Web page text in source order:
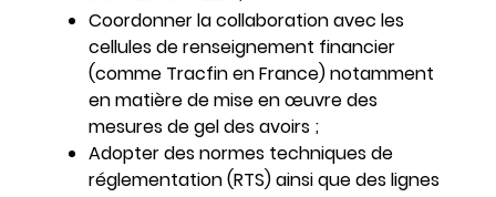
Coordonner la collaboration avec les
cellules de renseignement financier
(comme Tracfin en France) notamment
en matière de mise en œuvre des
mesures de gel des avoirs ;
Adopter des normes techniques de
réglementation (RTS) ainsi que des lignes